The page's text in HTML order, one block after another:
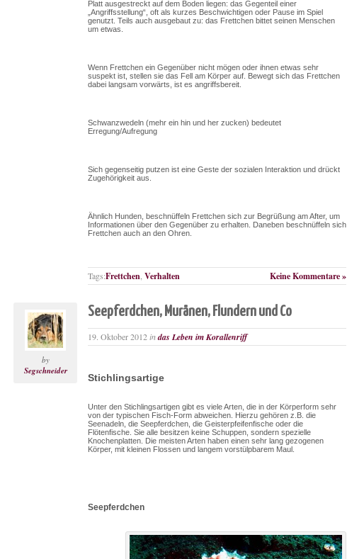
Platt ausgestreckt auf dem Boden liegen: das Gegenteil einer
„Angriffsstellung“, oft als kurzes Beschwichtigen oder Pause im Spiel
genutzt. Teils auch ausgebaut zu: das Frettchen bittet seinen Menschen
um etwas.
Wenn Frettchen ein Gegenüber nicht mögen oder ihnen etwas sehr
suspekt ist, stellen sie das Fell am Körper auf. Bewegt sich das Frettchen
dabei langsam vorwärts, ist es angriffsbereit.
Schwanzwedeln (mehr ein hin und her zucken) bedeutet
Erregung/Aufregung
Sich gegenseitig putzen ist eine Geste der sozialen Interaktion und drückt
Zugehörigkeit aus.
Ähnlich Hunden, beschnüffeln Frettchen sich zur Begrüßung am After, um
Informationen über den Gegenüber zu erhalten. Daneben beschnüffeln sich
Frettchen auch an den Ohren.
Tags:Frettchen Verhalten Keine Kommentare »
by
Segschneider
Seepferdchen, Muränen, Flundern und Co
19. Oktober 2012indas Leben im Korallenriff
Stichlingsartige
Unter den Stichlingsartigen gibt es viele Arten, die in der Körperform sehr
von der typischen Fisch-Form abweichen. Hierzu gehören z.B. die
Seenadeln, die Seepferdchen, die Geisterpfeifenfische oder die
Flötenfische. Sie alle besitzen keine Schuppen, sondern spezielle
Knochenplatten. Die meisten Arten haben einen sehr lang gezogenen
Körper, mit kleinen Flossen und langem vorstülpbarem Maul.
Seepferdchen